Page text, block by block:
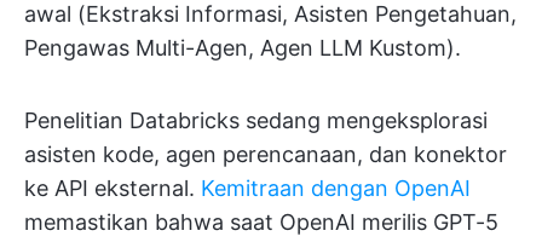
awal (Ekstraksi Informasi, Asisten Pengetahuan,
Pengawas Multi-Agen, Agen LLM Kustom).
Penelitian Databricks sedang mengeksplorasi
asisten kode, agen perencanaan, dan konektor
ke API eksternal. Kemitraan dengan OpenAI
memastikan bahwa saat OpenAI merilis GPT-5